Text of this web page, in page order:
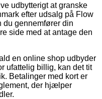
udbytterigt at granske
efter udsalg på Flow
du gennemfører din
side med at antage den
en online shop udbyder
ufattelig billig, kan det tit
Betalinger med kort er
der hjælper